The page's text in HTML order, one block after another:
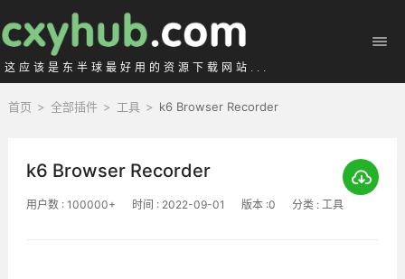
这应该是东半球最好用的资源下载网站...
首页 > 全部插件 > 工具 > k6 Browser Recorder
k6 Browser Recorder
用户数 : 100000+ 时间 : 2022-09-01 版本 :0 分类 : 工具